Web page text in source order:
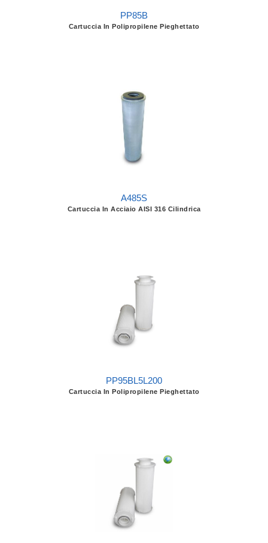
PP85B
Cartuccia In Polipropilene Pieghettato
A485S
Cartuccia In Acciaio AISI 316 Cilindrica
PP95BL5L200
Cartuccia In Polipropilene Pieghettato